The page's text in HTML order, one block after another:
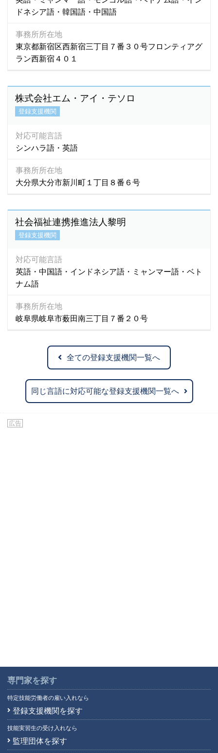
ドネシア語・韓国語・中国語
事務所所在地
東京都新宿区西新宿三丁目７番３０号フロンティアグ
ラン西新宿４０１
株式会社エム・アイ・テソロ
登録支援機関
対応可能言語
シンハラ語・英語
事務所所在地
大分県大分市新川町１丁目８番６号
社会福祉連携推進法人黎明
登録支援機関
対応可能言語
英語・中国語・インドネシア語・ミャンマー語・ベト
ナム語
事務所所在地
岐阜県岐阜市薮田南三丁目７番２０号
全ての登録支援機関一覧へ
同じ言語に対応可能な登録支援機関一覧へ
広告
専門家を探す
特定技能労働者の雇い入れなら
登録支援機関を探す
技能実習生の受け入れなら
監理団体を探す